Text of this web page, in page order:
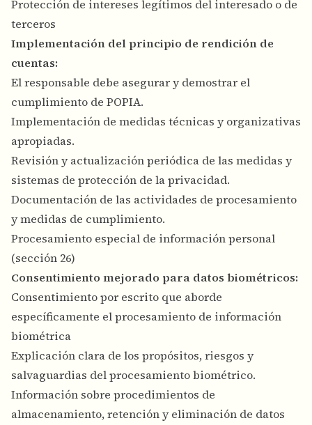
Protección de intereses legítimos del interesado o de
terceros
Implementación del principio de rendición de
cuentas:
El responsable debe asegurar y demostrar el
cumplimiento de POPIA.
Implementación de medidas técnicas y organizativas
apropiadas.
Revisión y actualización periódica de las medidas y
sistemas de protección de la privacidad.
Documentación de las actividades de procesamiento
y medidas de cumplimiento.
Procesamiento especial de información personal
(sección 26)
Consentimiento mejorado para datos biométricos:
Consentimiento por escrito que aborde
específicamente el procesamiento de información
biométrica
Explicación clara de los propósitos, riesgos y
salvaguardias del procesamiento biométrico.
Información sobre procedimientos de
almacenamiento, retención y eliminación de datos